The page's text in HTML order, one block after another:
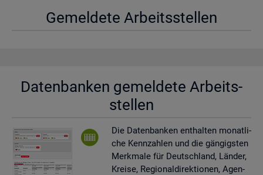
Ge­mel­de­te Ar­beits­stel­len
Da­ten­ban­ken ge­mel­de­te Ar­beits­
stel­len
Die Da­ten­ban­ken ent­hal­ten mo­nat­li­
che Kenn­zah­len und die gän­gigs­ten
Merk­ma­le für Deutsch­land, Län­der,
Krei­se, Re­gio­nal­di­rek­tio­nen, Agen­